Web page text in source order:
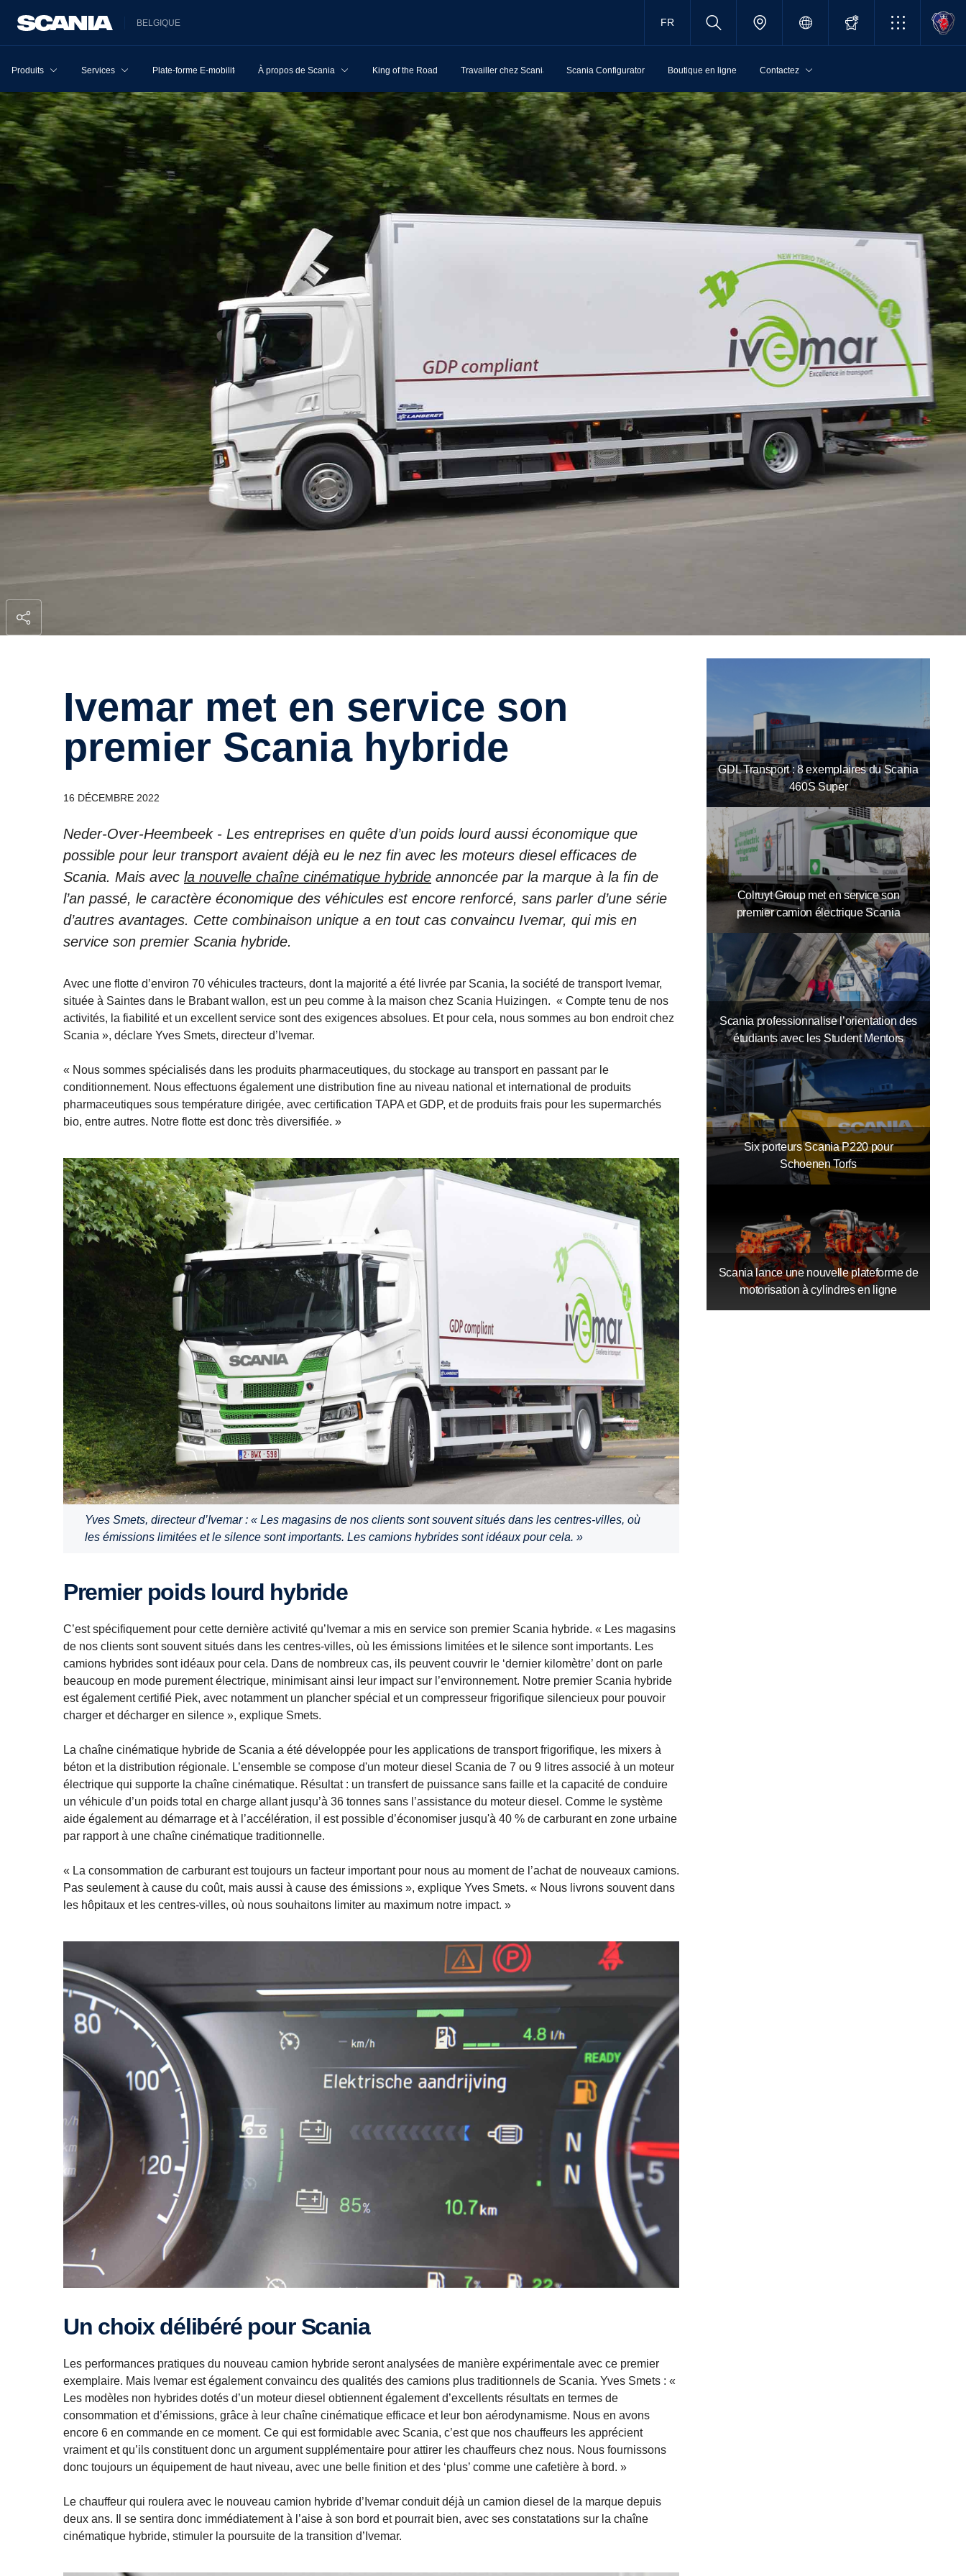
BELGIQUE FR
Produits Services Plate-forme E-mobilité À propos de Scania King of the Road Travailler chez Scania Scania Configurator Boutique en ligne Contactez
Ivemar met en service son
premier Scania hybride
16 DÉCEMBRE 2022
Neder-Over-Heembeek - Les entreprises en quête d’un poids lourd aussi économique que
possible pour leur transport avaient déjà eu le nez fin avec les moteurs diesel efficaces de
Scania. Mais avec la nouvelle chaîne cinématique hybride annoncée par la marque à la fin de
l’an passé, le caractère économique des véhicules est encore renforcé, sans parler d’une série
d’autres avantages. Cette combinaison unique a en tout cas convaincu Ivemar, qui mis en
service son premier Scania hybride.
Avec une flotte d’environ 70 véhicules tracteurs, dont la majorité a été livrée par Scania, la société de transport Ivemar,
située à Saintes dans le Brabant wallon, est un peu comme à la maison chez Scania Huizingen. « Compte tenu de nos
activités, la fiabilité et un excellent service sont des exigences absolues. Et pour cela, nous sommes au bon endroit chez
Scania », déclare Yves Smets, directeur d’Ivemar.
« Nous sommes spécialisés dans les produits pharmaceutiques, du stockage au transport en passant par le
conditionnement. Nous effectuons également une distribution fine au niveau national et international de produits
pharmaceutiques sous température dirigée, avec certification TAPA et GDP, et de produits frais pour les supermarchés
bio, entre autres. Notre flotte est donc très diversifiée. »
Yves Smets, directeur d’Ivemar : « Les magasins de nos clients sont souvent situés dans les centres-villes, où
les émissions limitées et le silence sont importants. Les camions hybrides sont idéaux pour cela. »
Premier poids lourd hybride
C’est spécifiquement pour cette dernière activité qu’Ivemar a mis en service son premier Scania hybride. « Les magasins
de nos clients sont souvent situés dans les centres-villes, où les émissions limitées et le silence sont importants. Les
camions hybrides sont idéaux pour cela. Dans de nombreux cas, ils peuvent couvrir le ‘dernier kilomètre’ dont on parle
beaucoup en mode purement électrique, minimisant ainsi leur impact sur l’environnement. Notre premier Scania hybride
est également certifié Piek, avec notamment un plancher spécial et un compresseur frigorifique silencieux pour pouvoir
charger et décharger en silence », explique Smets.
La chaîne cinématique hybride de Scania a été développée pour les applications de transport frigorifique, les mixers à
béton et la distribution régionale. L’ensemble se compose d'un moteur diesel Scania de 7 ou 9 litres associé à un moteur
électrique qui supporte la chaîne cinématique. Résultat : un transfert de puissance sans faille et la capacité de conduire
un véhicule d’un poids total en charge allant jusqu’à 36 tonnes sans l’assistance du moteur diesel. Comme le système
aide également au démarrage et à l’accélération, il est possible d’économiser jusqu'à 40 % de carburant en zone urbaine
par rapport à une chaîne cinématique traditionnelle.
« La consommation de carburant est toujours un facteur important pour nous au moment de l’achat de nouveaux camions.
Pas seulement à cause du coût, mais aussi à cause des émissions », explique Yves Smets. « Nous livrons souvent dans
les hôpitaux et les centres-villes, où nous souhaitons limiter au maximum notre impact. »
Un choix délibéré pour Scania
Les performances pratiques du nouveau camion hybride seront analysées de manière expérimentale avec ce premier
exemplaire. Mais Ivemar est également convaincu des qualités des camions plus traditionnels de Scania. Yves Smets : «
Les modèles non hybrides dotés d’un moteur diesel obtiennent également d’excellents résultats en termes de
consommation et d’émissions, grâce à leur chaîne cinématique efficace et leur bon aérodynamisme. Nous en avons
encore 6 en commande en ce moment. Ce qui est formidable avec Scania, c’est que nos chauffeurs les apprécient
vraiment et qu’ils constituent donc un argument supplémentaire pour attirer les chauffeurs chez nous. Nous fournissons
donc toujours un équipement de haut niveau, avec une belle finition et des ‘plus’ comme une cafetière à bord. »
Le chauffeur qui roulera avec le nouveau camion hybride d’Ivemar conduit déjà un camion diesel de la marque depuis
deux ans. Il se sentira donc immédiatement à l’aise à son bord et pourrait bien, avec ses constatations sur la chaîne
cinématique hybride, stimuler la poursuite de la transition d’Ivemar.
GDL Transport : 8 exemplaires du Scania
460S Super
Colruyt Group met en service son
premier camion électrique Scania
Scania professionnalise l’orientation des
étudiants avec les Student Mentors
Six porteurs Scania P220 pour
Schoenen Torfs
Scania lance une nouvelle plateforme de
motorisation à cylindres en ligne